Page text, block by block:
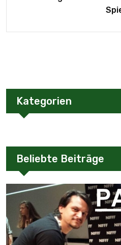
Kategorien
Beliebte Beiträge